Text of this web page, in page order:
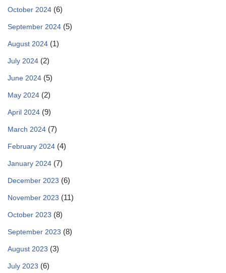
October 2024 (6)
September 2024 (5)
August 2024 (1)
July 2024 (2)
June 2024 (5)
May 2024 (2)
April 2024 (9)
March 2024 (7)
February 2024 (4)
January 2024 (7)
December 2023 (6)
November 2023 (11)
October 2023 (8)
September 2023 (8)
August 2023 (3)
July 2023 (6)